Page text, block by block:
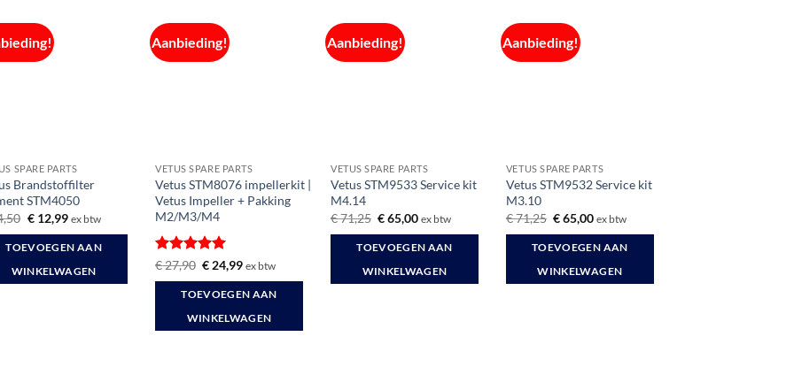
SPARE PARTS
Brandstoffilter
STM4050
Oorspronkelijke
was:
€ 14,50.
€12,99Huidige
is:
€ 12,99.
ex btw
TOEVOEGEN AAN
WINKELWAGEN
Aanbieding!
VETUS SPARE PARTS
Vetus STM8076 impellerkit |
Vetus Impeller + Pakking
M2/M3/M4
Gewaardeerd
€27,90 Oorspronkelijke
prijs
was:
€ 27,90.
€ 24,99Huidige
is:
€ 24,99.
ex btw
TOEVOEGEN AAN
WINKELWAGEN
Aanbieding!
VETUS SPARE PARTS
Vetus STM9533 Service kit
M4.14
€71,25 Oorspronkelijke
prijs
was:
€ 71,25.
€65,00Huidige
is:
€ 65,00.
ex btw
TOEVOEGEN AAN
WINKELWAGEN
Aanbieding!
VETUS SPARE PARTS
Vetus STM9532 Service kit
M3.10
€71,25 Oorspronkelijke
prijs
was:
€ 71,25.
€65,00Huidige
is:
€ 65,00.
ex btw
TOEVOEGEN AAN
WINKELWAGEN